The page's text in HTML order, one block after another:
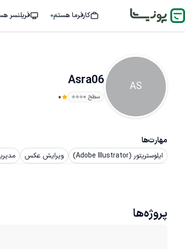
کارفرما هستم فریلنسر
AS
Asra06
سطح ۰ 0
مهارت‌ها
ایلوستریتور (Adobe Illustrator) ویرایش عکس
پروژه‌ها